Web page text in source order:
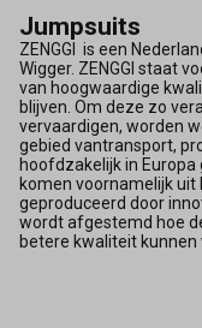
Jumpsuits
ZENGGI is een
Wigger. ZENGGI staat
van hoogwaardige
blijven. Om deze zo
vervaardigen, worden
gebied vantransport,
hoofdzakelijk in
komen voornamelijk
geproduceerd door
wordt afgestemd hoe
betere kwaliteit kunnen